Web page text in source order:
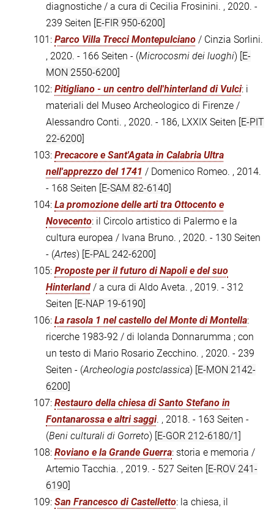
diagnostiche / a cura di Cecilia Frosinini. , 2020. -
239 Seiten [E-FIR 950-6200]
101: Parco Villa Trecci Montepulciano / Cinzia Sorlini.
, 2020. - 166 Seiten - (Microcosmi dei luoghi) [E-
MON 2550-6200]
102: Pitigliano - un centro dell'hinterland di Vulci: i
materiali del Museo Archeologico di Firenze /
Alessandro Conti. , 2020. - 186, LXXIX Seiten [E-PIT
22-6200]
103: Precacore e Sant'Agata in Calabria Ultra
nell'apprezzo del 1741 / Domenico Romeo. , 2014.
- 168 Seiten [E-SAM 82-6140]
104: La promozione delle arti tra Ottocento e
Novecento: il Circolo artistico di Palermo e la
cultura europea / Ivana Bruno. , 2020. - 130 Seiten
- (Artes) [E-PAL 242-6200]
105: Proposte per il futuro di Napoli e del suo
Hinterland / a cura di Aldo Aveta. , 2019. - 312
Seiten [E-NAP 19-6190]
106: La rasola 1 nel castello del Monte di Montella:
ricerche 1983-92 / di Iolanda Donnarumma ; con
un testo di Mario Rosario Zecchino. , 2020. - 239
Seiten - (Archeologia postclassica) [E-MON 2142-
6200]
107: Restauro della chiesa di Santo Stefano in
Fontanarossa e altri saggi. , 2018. - 163 Seiten -
(Beni culturali di Gorreto) [E-GOR 212-6180/1]
108: Roviano e la Grande Guerra: storia e memoria /
Artemio Tacchia. , 2019. - 527 Seiten [E-ROV 241-
6190]
109: San Francesco di Castelletto: la chiesa, il